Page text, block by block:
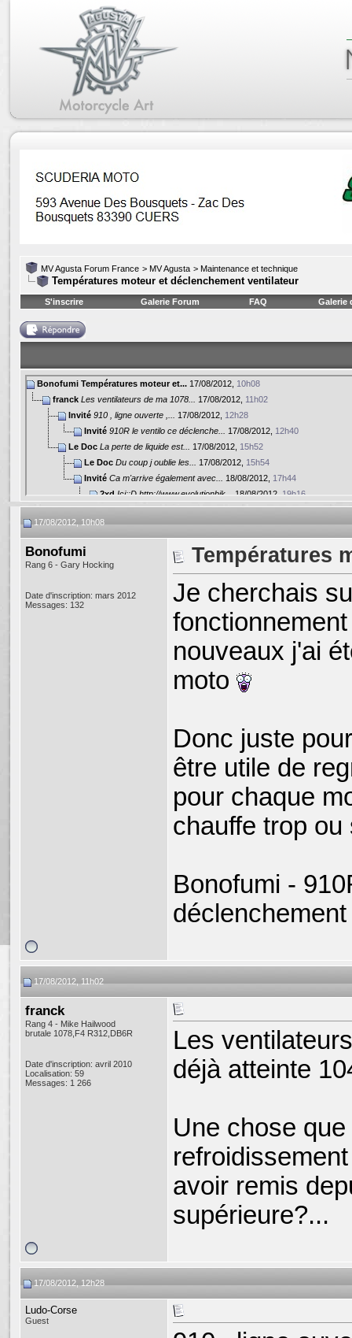
MV Agusta Forum France > MV Agusta > Maintenance et technique
Températures moteur et déclenchement ventilateur
S'inscrire Galerie Forum FAQ Galerie
Bonofumi Températures moteur et... 17/08/2012, 10h08
franck Les ventilateurs de ma 1078... 17/08/2012, 11h02
Invité 910 , ligne ouverte ,... 17/08/2012, 12h28
Invité 910R le ventilo ce déclenche... 17/08/2012, 12h40
Le Doc La perte de liquide est... 17/08/2012, 15h52
Le Doc Du coup j oublie les... 17/08/2012, 15h54
Invité Ca m'arrive également avec... 18/08/2012, 17h44
2xd Ici::D http://www.evolutionbik... 18/08/2012, 19h16
Plus de réponses en dessous de la profondeur actuelle...
Plus de réponses en dessous de la profondeur actuelle...
17/08/2012, 10h08
Bonofumi
Rang 6 - Gary Hocking
Date d'inscription: mars 2012
Messages: 132
Températures
Je cherchais
nouveaux j'ai
moto
Donc juste
être utile de
pour chaque
chauffe trop
Bonofumi -
17/08/2012, 11h02
franck
Rang 4 - Mike Hailwood
brutale 1078,F4 R312,DB6R
Date d'inscription: avril 2010
Localisation: 59
Messages: 1 266
Les
déjà atteinte
Une chose
avoir remis
supérieure?...
17/08/2012, 12h28
Ludo-Corse
Guest